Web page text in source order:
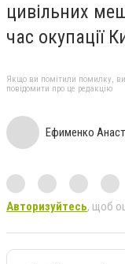
цивільних
час окупації
Якщо ви помітили помилку,
повідомити про це редакцію
Ефименко
Авторизуйтесь, щоб